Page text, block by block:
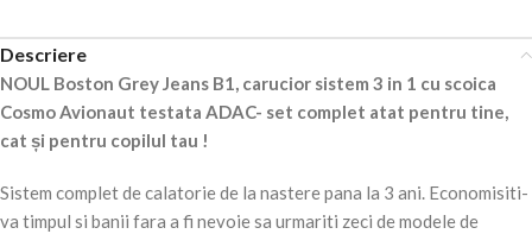
Descriere
NOUL Boston Grey Jeans B1, carucior sistem 3 in 1 cu scoica
Cosmo Avionaut testata ADAC- set complet atat pentru tine,
cat și pentru copilul tau !
Sistem complet de calatorie de la nastere pana la 3 ani. Economisiti-
va timpul si banii fara a fi nevoie sa urmariti zeci de modele de